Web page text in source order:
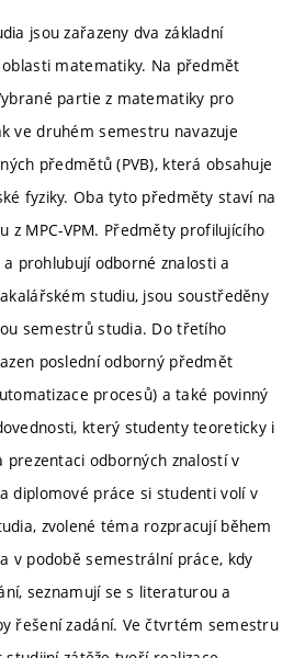
jsou zařazeny dva základní
matematiky. Na předmět
partie z matematiky pro
ve druhém semestru navazuje
předmětů (PVB), která obsahuje
fyziky. Oba tyto předměty staví na
z MPC-VPM. Předměty profilujícího
prohlubují odborné znalosti a
studiu, jsou soustředěny
semestrů studia. Do třetího
poslední odborný předmět
procesů) a také povinný
který studenty teoreticky i
odborných znalostí v
diplomové práce si studenti volí v
zvolené téma rozpracují během
v podobě semestrální práce, kdy
seznamují se s literaturou a
řešení zadání. Ve čtvrtém semestru